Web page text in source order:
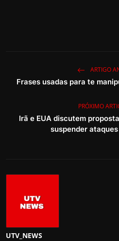
ARTIGO
Frases usadas para te
PRÓXIMO
Irã e EUA discutem
suspender
UTV_NEWS